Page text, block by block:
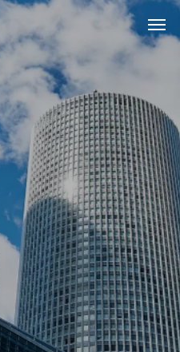
人と共に未来を創る